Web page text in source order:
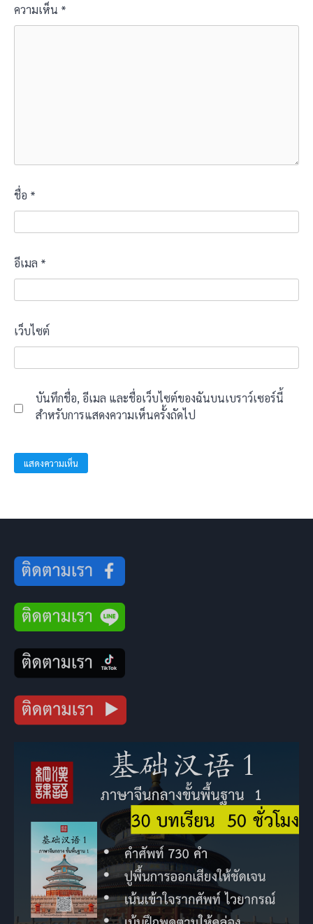
ความเห็น *
ชื่อ *
อีเมล *
เว็บไซต์
บันทึกชื่อ, อีเมล และชื่อเว็บไซต์ของฉันบนเบราว์เซอร์นี้
สำหรับการแสดงความเห็นครั้งถัดไป